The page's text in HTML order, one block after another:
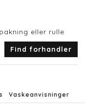
eller rulle
Find forhandler
Vaskeanvisninger